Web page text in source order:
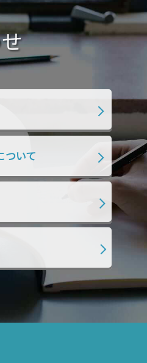
2020年8月
2020年5月
2020年2月
2018年2月
月
2017年8月
2017年5月
ついて